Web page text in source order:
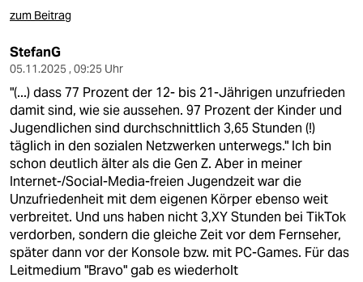
zum Beitrag
StefanG
05.11.2025 , 09:25 Uhr
"(...) dass 77 Prozent der 12- bis 21-Jährigen unzufrieden
damit sind, wie sie aussehen. 97 Prozent der Kinder und
Jugendlichen sind durchschnittlich 3,65 Stunden (!)
täglich in den sozialen Netzwerken unterwegs." Ich bin
schon deutlich älter als die Gen Z. Aber in meiner
Internet-/Social-Media-freien Jugendzeit war die
Unzufriedenheit mit dem eigenen Körper ebenso weit
verbreitet. Und uns haben nicht 3,XY Stunden bei TikTok
verdorben, sondern die gleiche Zeit vor dem Fernseher,
später dann vor der Konsole bzw. mit PC-Games. Für das
Leitmedium "Bravo" gab es wiederholt